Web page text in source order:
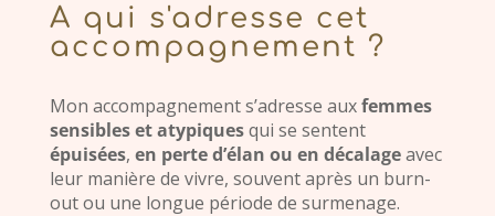
A qui s'adresse cet
accompagnement ?
Mon accompagnement s’adresse auxfemmes
sensibles et atypiquesqui se sentent
épuisées, en perte d’élan ou en décalageavec
leur manière de vivre, souvent après un burn-
out ou une longue période de surmenage.